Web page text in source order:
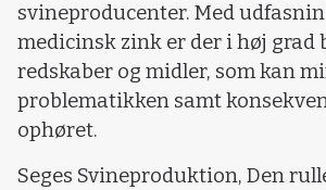
svineproducenter. Med
medicinsk zink er der i høj grad
redskaber og midler, som kan
problematikken samt
ophøret.
Seges Svineproduktion, Den